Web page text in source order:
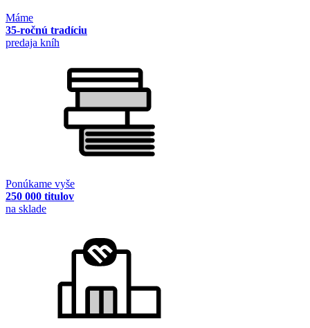
Máme
35-ročnú tradíciu
predaja kníh
Ponúkame vyše
250 000 titulov
na sklade